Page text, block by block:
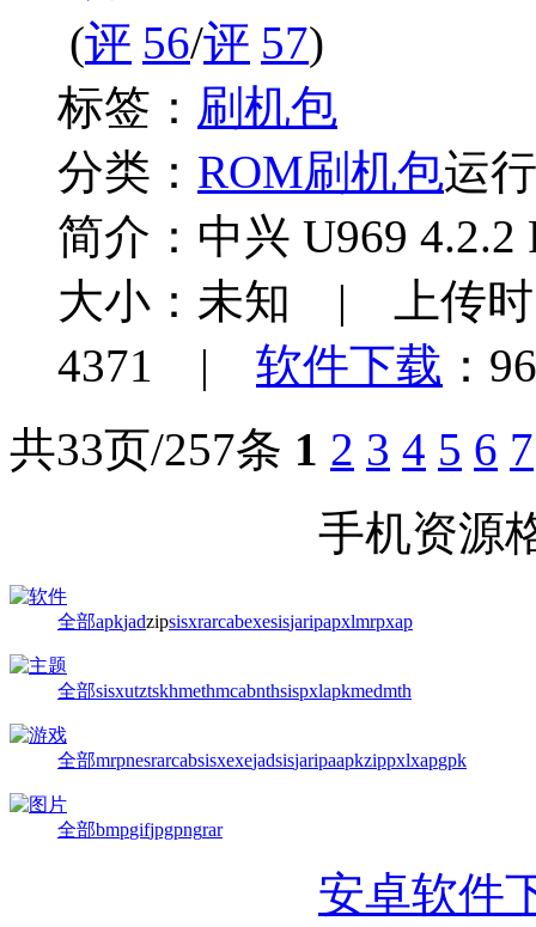
( 56/ 57)
标签： 刷机包
分类： ROM刷机包运
简介： 中兴 U969 4.2.2
大小：未知 | 上传
4371 | 软件下载 ：
共33页/257条 1 2 3 4 5 6 7
手机资源
全部apkjadzipsisxrarcabexesisjaripapxlmrpxap
全部sisxutztskhmethmcabnthsispxlapkmedmth
全部mrpnesrarcabsisxexejadsisjaripaapkzippxlxapgpk
全部bmpgifjpgpngrar
安卓软件